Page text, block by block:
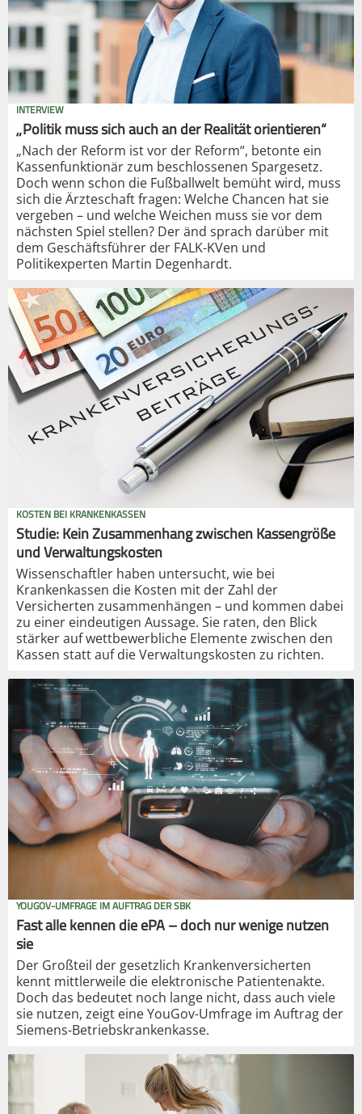
INTERVIEW
„Politik muss sich auch an der Realität orientieren“
„Nach der Reform ist vor der Reform“, betonte ein
Kassenfunktionär zum beschlossenen Spargesetz.
Doch wenn schon die Fußballwelt bemüht wird, muss
sich die Ärzteschaft fragen: Welche Chancen hat sie
vergeben – und welche Weichen muss sie vor dem
nächsten Spiel stellen? Der änd sprach darüber mit
dem Geschäftsführer der FALK-KVen und
Politikexperten Martin Degenhardt.
KOSTEN BEI KRANKENKASSEN
Studie: Kein Zusammenhang zwischen Kassengröße
und Verwaltungskosten
Wissenschaftler haben untersucht, wie bei
Krankenkassen die Kosten mit der Zahl der
Versicherten zusammenhängen – und kommen dabei
zu einer eindeutigen Aussage. Sie raten, den Blick
stärker auf wettbewerbliche Elemente zwischen den
Kassen statt auf die Verwaltungskosten zu richten.
YOUGOV-UMFRAGE IM AUFTRAG DER SBK
Fast alle kennen die ePA – doch nur wenige nutzen
sie
Der Großteil der gesetzlich Krankenversicherten
kennt mittlerweile die elektronische Patientenakte.
Doch das bedeutet noch lange nicht, dass auch viele
sie nutzen, zeigt eine YouGov-Umfrage im Auftrag der
Siemens-Betriebskrankenkasse.